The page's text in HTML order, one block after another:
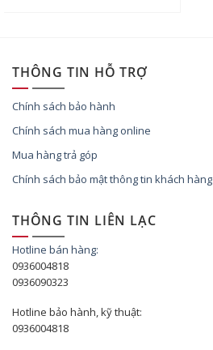
THÔNG TIN HỖ TRỢ
Chính sách bảo hành
Chính sách mua hàng online
Mua hàng trả góp
Chính sách bảo mật thông tin khách hàng
THÔNG TIN LIÊN LẠC
Hotline bán hàng:
0936004818
0936090323
Hotline bảo hành, kỹ thuật:
0936004818